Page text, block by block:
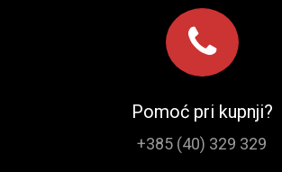
Pomoć pri kupnji?
+385 (40) 329 329